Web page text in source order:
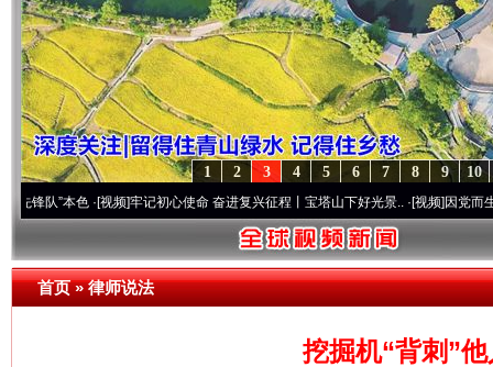
10
9
8
7
6
5
4
3
2
1
本色·[视频]牢记初心使命 奋进复兴征程丨宝塔山下好光景..·[视频]因党而生 为党
首页»律师说法
挖掘机“背刺”